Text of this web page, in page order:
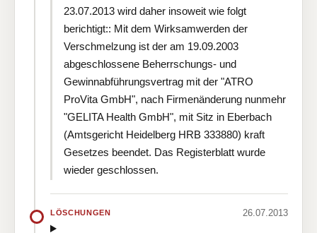
23.07.2013 wird daher insoweit wie folgt
berichtigt:: Mit dem Wirksamwerden der
Verschmelzung ist der am 19.09.2003
abgeschlossene Beherrschungs- und
Gewinnabführungsvertrag mit der "ATRO
ProVita GmbH", nach Firmenänderung nunmehr
"GELITA Health GmbH", mit Sitz in Eberbach
(Amtsgericht Heidelberg HRB 333880) kraft
Gesetzes beendet. Das Registerblatt wurde
wieder geschlossen.
LÖSCHUNGEN 26.07.2013